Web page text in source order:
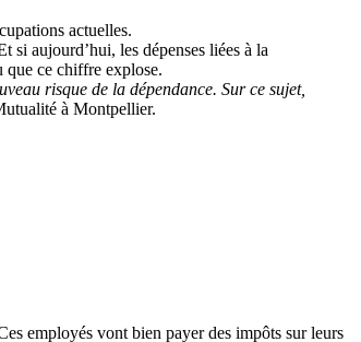
actuelles.
si aujourd’hui, les dépenses liées à la
que ce chiffre explose.
risque de la dépendance. Sur ce sujet,
à Montpellier.
employés vont bien payer des impôts sur leurs